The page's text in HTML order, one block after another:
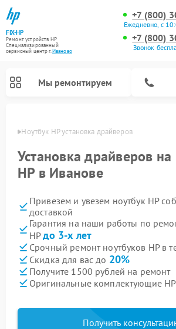
FIX-HP
Ремонт устройств HP
Специализированный
cервисный центр г.Иваново
+7 (800)
Ежедневно, с
+7 (800)
Звонок
Мы ремонтируем
Ноутбук HP установка драйверов
Установка драйверов на
HP в Иванове
Привезем и увезем ноутбук HP
доставкой
Гарантия на наши работы по
HPдо 3-х лет
Срочный ремонт ноутбуков HP в
Скидка для вас до 20%
Получите 1500 рублей на ремонт
Оригинальные комплектующие HP
Получить